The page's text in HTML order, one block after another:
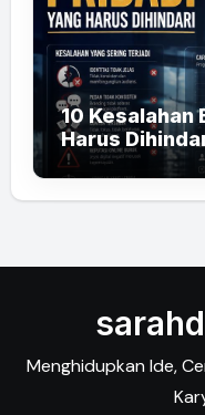
10 Kesalahan
Harus
Menghidupkan Ide,